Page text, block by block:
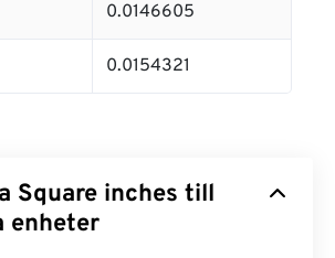
0.0146605
0.0154321
Square inches till
enheter